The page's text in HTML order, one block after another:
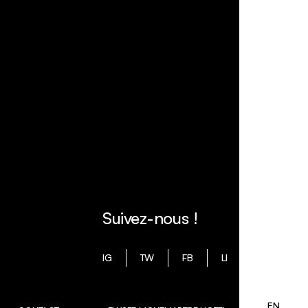
EN
Suivez-nous !
IG TW FB LI